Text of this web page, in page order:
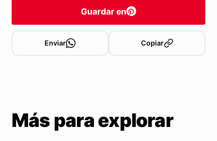
Guardar en
Enviar Copiar
Más para explorar